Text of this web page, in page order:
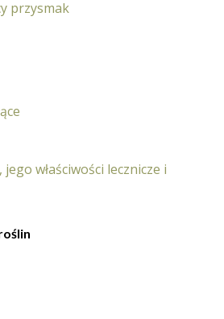
przysmak
właściwości lecznicze i